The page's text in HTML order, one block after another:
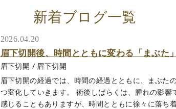
新着ブログ一覧
2026.04.20
眉下切開後、時間とともに変わる「まぶた
眉下切開 / 眉下切開
眉下切開の経過では、時間の経過とともに、まぶた
つ変化していきます。 術後しばらくは、腫れの影
感じることもありますが、時間とともに徐々に落ち